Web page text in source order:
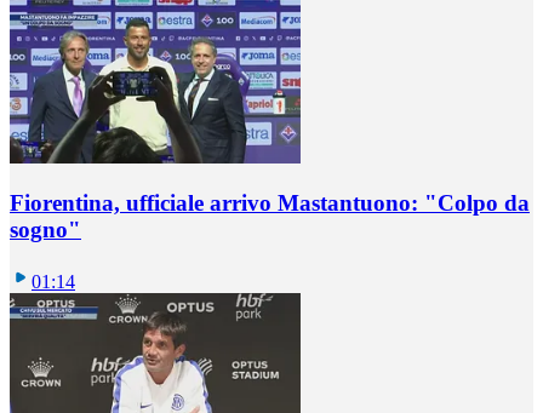
Fiorentina, ufficiale arrivo Mastantuono: "Colpo da
sogno"
01:14